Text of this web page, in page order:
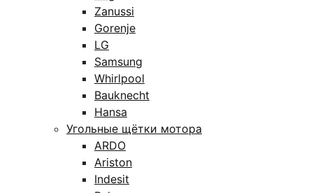
Zanussi
Gorenje
LG
Samsung
Whirlpool
Bauknecht
Hansa
Угольные щётки мотора
ARDO
Ariston
Indesit